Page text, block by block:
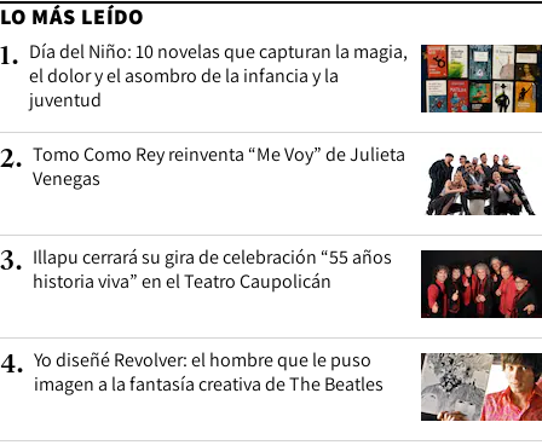
LO MÁS LEÍDO
1. Día del Niño: 10 novelas que capturan la magia,
el dolor y el asombro de la infancia y la
juventud
2. Tomo Como Rey reinventa “Me Voy” de Julieta
Venegas
3. Illapu cerrará su gira de celebración “55 años
historia viva” en el Teatro Caupolicán
4. Yo diseñé Revolver: el hombre que le puso
imagen a la fantasía creativa de The Beatles